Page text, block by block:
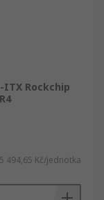
ITX Rockchip
5 494,65 Kč/jednotka